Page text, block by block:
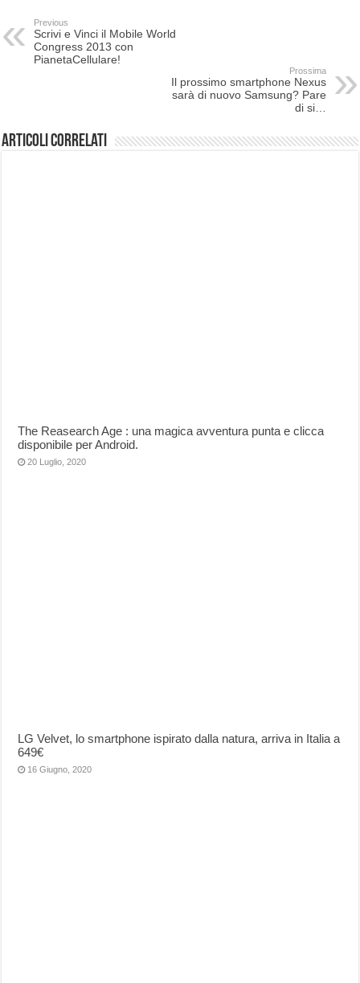
Previous
Scrivi e Vinci il Mobile World
Congress 2013 con
PianetaCellulare!
Prossima
Il prossimo smartphone Nexus
sarà di nuovo Samsung? Pare
di si…
Articoli correlati
The Reasearch Age : una magica avventura punta e clicca
disponibile per Android.
20 Luglio, 2020
LG Velvet, lo smartphone ispirato dalla natura, arriva in Italia a
649€
16 Giugno, 2020